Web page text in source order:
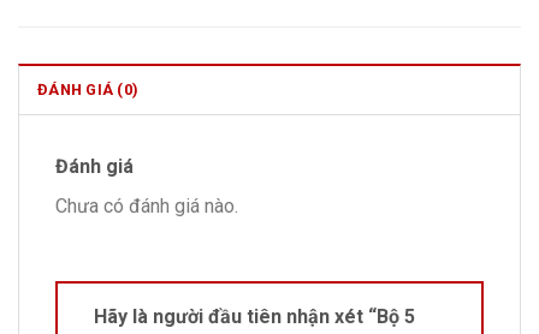
ĐÁNH GIÁ (0)
Đánh giá
Chưa có đánh giá nào.
Hãy là người đầu tiên nhận xét “Bộ 5